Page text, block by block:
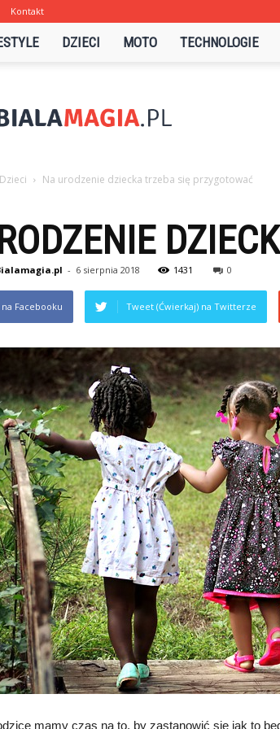
Kontakt
DZIECI MOTO TECHNOLOGIE
Dzieci Na urodzenie dziecka trzeba się przygotować
- 6 sierpnia 2018 1431 0
Facebooku Tweet (Ćwierkaj) na Twitterze
mamy czas na to, by zastanowić się jak to